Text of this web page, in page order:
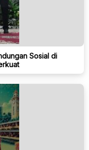
Sosial di